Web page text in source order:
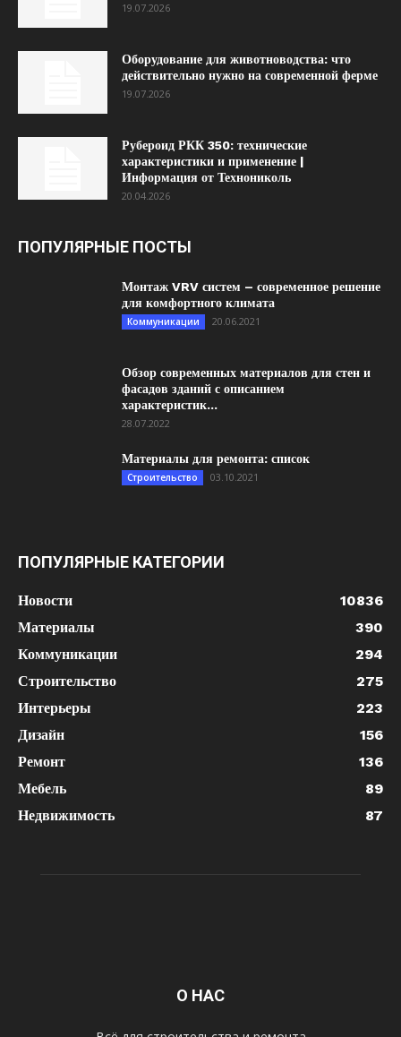
19.07.2026
Оборудование для животноводства: что
действительно нужно на современной ферме
19.07.2026
Рубероид РКК 350: технические
характеристики и применение |
Информация от Технониколь
20.04.2026
ПОПУЛЯРНЫЕ ПОСТЫ
Монтаж VRV систем – современное решение
для комфортного климата
Коммуникации 20.06.2021
Обзор современных материалов для стен и
фасадов зданий с описанием
характеристик...
28.07.2022
Материалы для ремонта: список
Строительство 03.10.2021
ПОПУЛЯРНЫЕ КАТЕГОРИИ
Новости
10836
Материалы
390
Коммуникации
294
Строительство
275
Интерьеры
223
Дизайн
156
Ремонт
136
Мебель
89
Недвижимость
87
О НАС